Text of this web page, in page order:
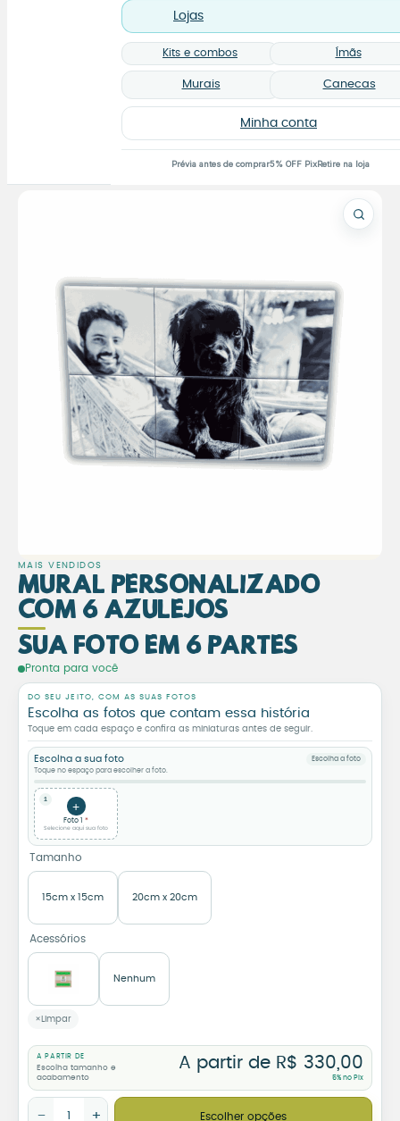
Lojas
Kits e combos Ímãs
Murais Canecas
Minha conta
Prévia antes de comprar5% OFF PixRetire na loja
MAIS VENDIDOS
Mural Personalizado
com 6 Azulejos
Sua Foto em 6 Partes
Mural Personalizado com
Pronta para você
DO SEU JEITO, COM AS SUAS FOTOS
Escolha as fotos que contam essa história
Toque em cada espaço e confira as miniaturas antes de seguir.
Escolha a sua foto
Toque no espaço para escolher a foto.
Escolha a foto
1 +
Foto 1
Selecione aqui sua foto
Tamanho
15cm x 15cm 20cm x 20cm
Acessórios
Nenhum
Limpar
A PARTIR DE
Escolha tamanho e
acabamento
A partir de R$ 330,00
5% no Pix
Mural Personalizado com 6 Azulejos – Sua Foto em 6 Partes
− + Escolher opções